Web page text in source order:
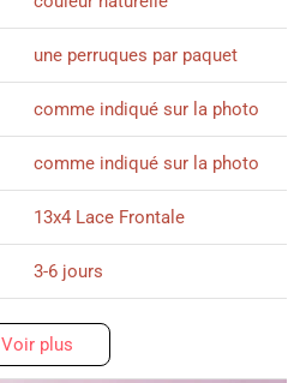
une perruques par paquet
comme indiqué sur la photo
comme indiqué sur la photo
13x4 Lace Frontale
3-6 jours
Voir plus